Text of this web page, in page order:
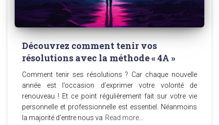
Découvrez comment tenir vos
résolutions avec la méthode « 4A »
Comment tenir ses résolutions ? Car chaque nouvelle
année est l’occasion d’exprimer votre volonté de
renouveau ! Et ce point régulièrement fait sur votre vie
personnelle et professionnelle est essentiel. Néanmoins
la majorité d’entre nous va Read more…